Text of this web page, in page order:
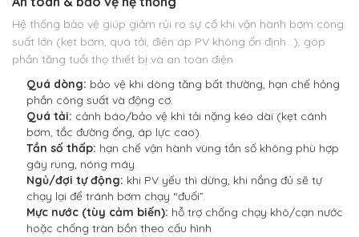
Hệ thống bảo vệ giúp giảm rủi ro sự cố khi vận hành bơm công
suất lớn (kẹt bơm, quá tải, điện áp PV không ổn định…), góp
phần tăng tuổi thọ thiết bị và an toàn điện.
Quá dòng: bảo vệ khi dòng tăng bất thường, hạn chế hỏng
phần công suất và động cơ.
Quá tải: cảnh báo/bảo vệ khi tải nặng kéo dài (kẹt cánh
bơm, tắc đường ống, áp lực cao).
Tần số thấp: hạn chế vận hành vùng tần số không phù hợp
gây rung, nóng máy.
Ngủ/đợi tự động: khi PV yếu thì dừng, khi nắng đủ sẽ tự
chạy lại để tránh bơm chạy “đuối”.
Mực nước (tùy cảm biến): hỗ trợ chống chạy khô/cạn nước
hoặc chống tràn bồn theo cấu hình.